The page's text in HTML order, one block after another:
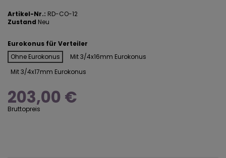
Artikel-Nr.: RD-CO-12
Zustand Neu
Eurokonus für Verteiler
Ohne Eurokonus
Mit 3/4x16mm Eurokonus
Mit 3/4x17mm Eurokonus
203,00 €
Bruttopreis